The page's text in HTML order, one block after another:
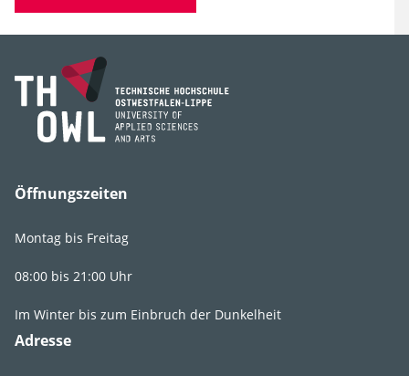
Foto Sommer
Zusätzliches Foto
Öffnungszeiten
Montag bis Freitag
08:00 bis 21:00 Uhr
Im Winter bis zum Einbruch der Dunkelheit
Adresse